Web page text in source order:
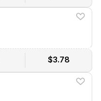
$3.78